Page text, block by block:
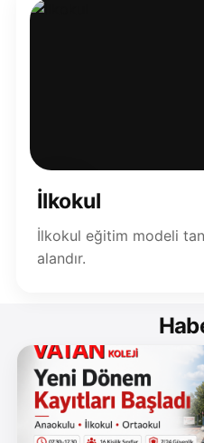
▶
İlkokul
İlkokul eğitim modeli
alandır.